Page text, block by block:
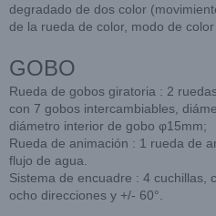
degradado de dos color
de la rueda de color, modo de color
GOBO
Rueda de gobos giratoria : 2
con 7 gobos intercambiables,
diámetro interior de gobo φ15mm;
Rueda de animación : 1 rueda de
flujo de agua.
Sistema de encuadre : 4 cuchillas,
ocho direcciones y +/- 60°.